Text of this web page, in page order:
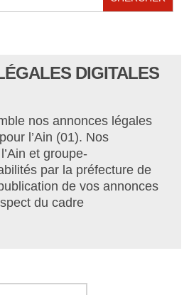
DIGITALES
nos annonces légales
l’Ain (01). Nos
et groupe-
par la préfecture de
de vos annonces
du cadre